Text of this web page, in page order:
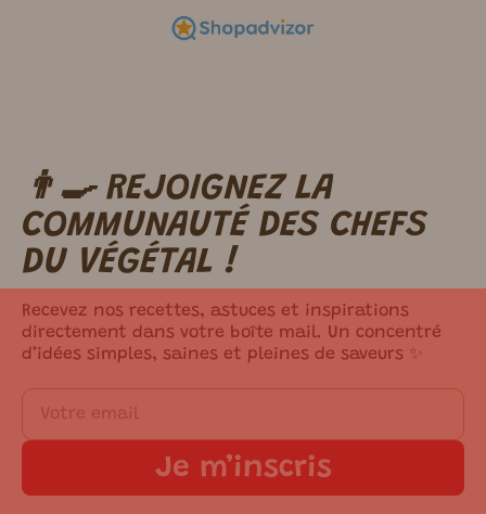
👨‍🍳 REJOIGNEZ LA
COMMUNAUTÉ DES CHEFS
DU VÉGÉTAL !
Recevez nos recettes, astuces et inspirations
directement dans votre boîte mail. Un concentré
d’idées simples, saines et pleines de saveurs ✨
ici.
Je m’inscris